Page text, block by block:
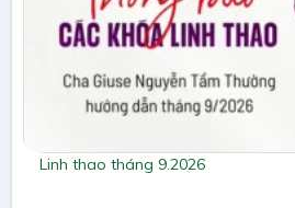
Linh thao tháng 9.2026